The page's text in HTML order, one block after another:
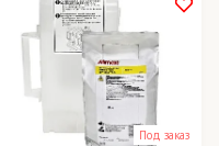
Под заказ